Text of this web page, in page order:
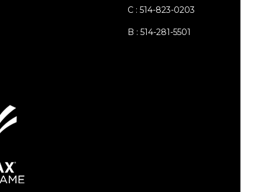
C : 514-823-0203
B : 514-281-5501